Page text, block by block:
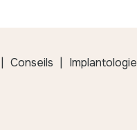
Conseils Implantologie